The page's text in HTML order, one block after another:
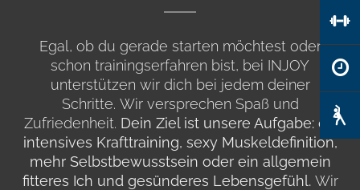
Egal, ob du gerade starten möchtest oder
schon trainingserfahren bist, bei INJOY
unterstützen wir dich bei jedem deiner
Schritte. Wir versprechen Spaß und
Zufriedenheit. Dein Ziel ist unsere Aufgabe: ob
intensives Krafttraining, sexy Muskeldefinition,
mehr Selbstbewusstsein oder ein allgemein
fitteres Ich und gesünderes Lebensgefühl. Wir